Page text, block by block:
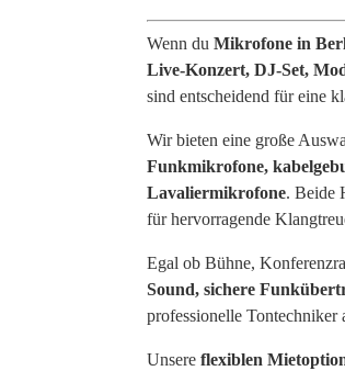
Wenn duMikrofone in
Live-Konzert, DJ-Set,
sind entscheidend für eine
Wir bieten eine große
Funkmikrofone,
Lavaliermikrofone. Beide
für hervorragende
Egal ob Bühne,
Sound, sichere
professionelle Tontechniker
Unsereflexiblen